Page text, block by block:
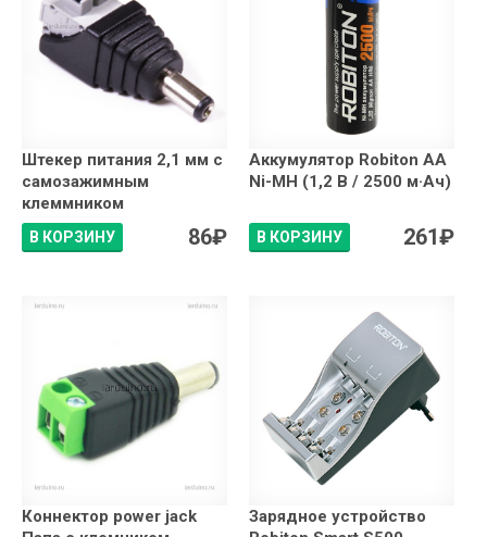
Штекер питания 2,1 мм с
самозажимным
клеммником
В КОРЗИНУ 86₽
Аккумулятор Robiton AA
Ni-MH (1,2 В / 2500 м·Ач)
В КОРЗИНУ 261₽
Коннектор power jack
Зарядное устройство